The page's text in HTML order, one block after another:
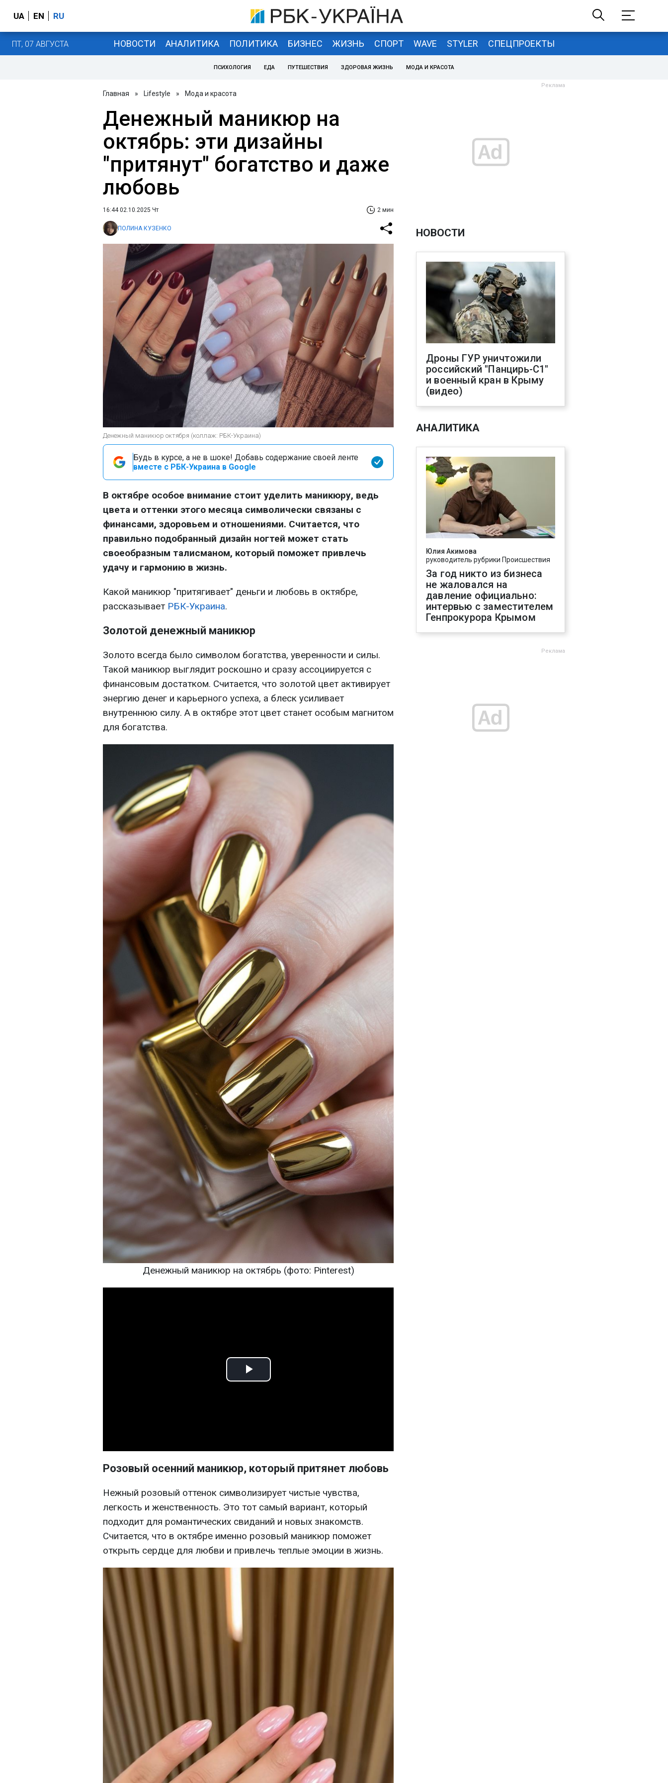
UA EN RU
ПТ, 07 АВГУСТА НОВОСТИ АНАЛИТИКА ПОЛИТИКА БИЗНЕС ЖИЗНЬ СПОРТ WAVE STYLER СПЕЦПРОЕКТЫ
ПСИХОЛОГИЯ ЕДА ПУТЕШЕСТВИЯ ЗДОРОВАЯ ЖИЗНЬ МОДА И КРАСОТА
Главная » Lifestyle » Мода и красота
Денежный маникюр на
октябрь: эти дизайны
"притянут" богатство и даже
любовь
16:44 02.10.2025 Чт 2 мин
ПОЛИНА КУЗЕНКО
Денежный маникюр октября (коллаж: РБК-Украина)
Будь в курсе, а не в шоке! Добавь содержание своей ленте
вместе с РБК-Украина в Google
В октябре особое внимание стоит уделить маникюру, ведь
цвета и оттенки этого месяца символически связаны с
финансами, здоровьем и отношениями. Считается, что
правильно подобранный дизайн ногтей может стать
своеобразным талисманом, который поможет привлечь
удачу и гармонию в жизнь.
Какой маникюр "притягивает" деньги и любовь в октябре,
рассказывает РБК-Украина.
Золотой денежный маникюр
Золото всегда было символом богатства, уверенности и силы.
Такой маникюр выглядит роскошно и сразу ассоциируется с
финансовым достатком. Считается, что золотой цвет активирует
энергию денег и карьерного успеха, а блеск усиливает
внутреннюю силу. А в октябре этот цвет станет особым магнитом
для богатства.
Денежный маникюр на октябрь (фото: Pinterest)
Play
Розовый осенний маникюр, который притянет любовь
Нежный розовый оттенок символизирует чистые чувства,
легкость и женственность. Это тот самый вариант, который
подходит для романтических свиданий и новых знакомств.
Считается, что в октябре именно розовый маникюр поможет
открыть сердце для любви и привлечь теплые эмоции в жизнь.
НОВОСТИ
Дроны ГУР уничтожили
российский "Панцирь-С1"
и военный кран в Крыму
(видео)
АНАЛИТИКА
Юлия Акимова
руководитель рубрики Происшествия
За год никто из бизнеса
не жаловался на
давление официально:
интервью с заместителем
Генпрокурора Крымом